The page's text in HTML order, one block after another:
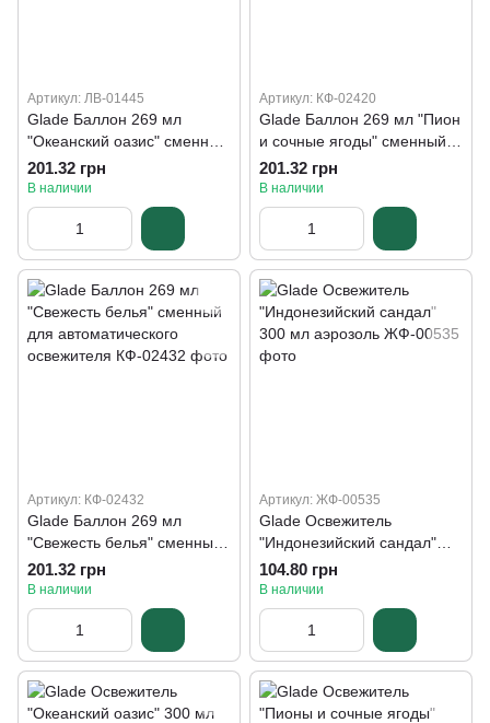
Артикул: ЛВ-01445
Glade Баллон 269 мл
"Океанский оазис" сменный
для автоматического
освежителя
201.32 грн
В наличии
Артикул: КФ-02420
Glade Баллон 269 мл "Пион
и сочные ягоды" сменный к
автоматическому
освежителю
201.32 грн
В наличии
Артикул: КФ-02432
Glade Баллон 269 мл
"Свежесть белья" сменный
для автоматического
освежителя
201.32 грн
В наличии
Артикул: ЖФ-00535
Glade Освежитель
"Индонезийский сандал"
300 мл аэрозоль
104.80 грн
В наличии